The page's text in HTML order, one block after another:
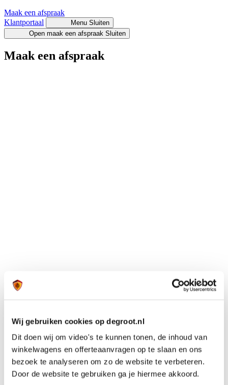
Wij gebruiken cookies op degroot.nl
Dit doen wij om video's te kunnen tonen, de inhoud van
winkelwagens en offerteaanvragen op te slaan en ons
bezoek te analyseren om zo de website te verbeteren.
Door de website te gebruiken ga je hiermee akkoord.
Maak een afspraak
Klantportaal
Menu Sluiten
Open maak een afspraak Sluiten
Maak een afspraak